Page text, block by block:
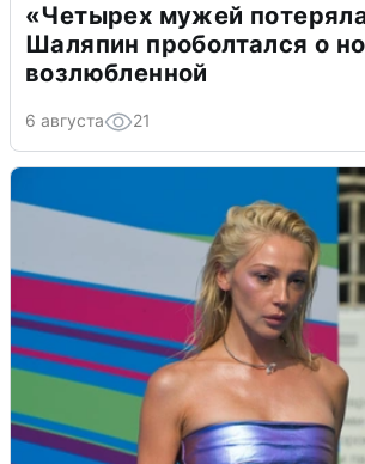
«Четырех мужей
Шаляпин проболтался о
возлюбленной
6 августа 21